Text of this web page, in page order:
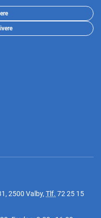
2500 Valby, Tlf. 72 25 15